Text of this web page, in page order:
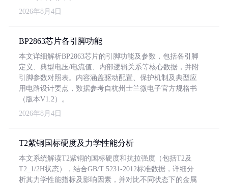
2026年8月4日
BP2863芯片各引脚功能
本文详细解析BP2863芯片的引脚功能及参数，包括各引脚
定义、典型电压/电流值、内部逻辑关系等核心数据，并附
引脚参数对照表。内容涵盖驱动配置、保护机制及典型应
用电路设计要点，数据参考自杭州士兰微电子官方规格书
（版本V1.2）。
2026年8月4日
T2紫铜国标硬度及力学性能分析
本文系统解读T2紫铜的国标硬度和抗拉强度（包括T2及
T2_1/2H状态），结合GB/T 5231-2012标准数据，详细分
析其力学性能指标及影响因素，并对比不同状态下的金属